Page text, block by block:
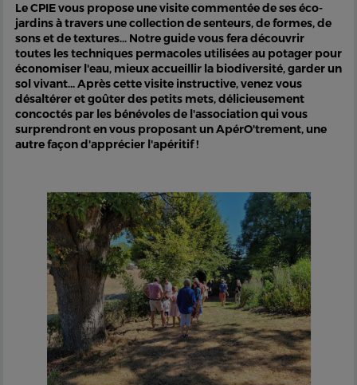
Le CPIE vous propose une visite commentée de ses éco-
jardins à travers une collection de senteurs, de formes, de
sons et de textures... Notre guide vous fera découvrir
toutes les techniques permacoles utilisées au potager pour
économiser l'eau, mieux accueillir la biodiversité, garder un
sol vivant... Après cette visite instructive, venez vous
désaltérer et goûter des petits mets, délicieusement
concoctés par les bénévoles de l'association qui vous
surprendront en vous proposant un ApérO'trement, une
autre façon d'apprécier l'apéritif !